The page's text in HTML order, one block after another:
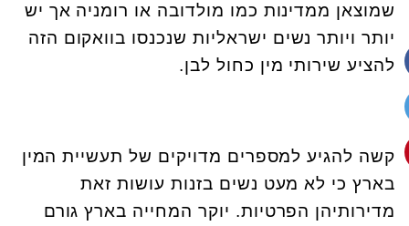
שמוצאן ממדינות כמו מולדובה או רומניה אך יש
יותר ויותר נשים ישראליות שנכנסו בוואקום הזה
להציע שירותי מין כחול לבן.
קשה להגיע למספרים מדויקים של תעשיית המין
בארץ כי לא מעט נשים בזנות עושות זאת
מדירותיהן הפרטיות. יוקר המחייה בארץ גורם